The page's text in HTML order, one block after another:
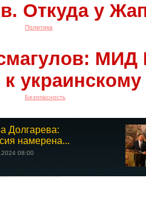
Откуда у
Политика
МИД
к
Безопасность
Долгарева:
намерена...
08:00